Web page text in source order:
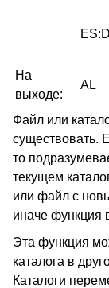
ES:DI
На
выходе:
AL
Файл или
существовать.
то
текущем
или файл с
иначе функция
Эта функция
каталога в
Каталоги